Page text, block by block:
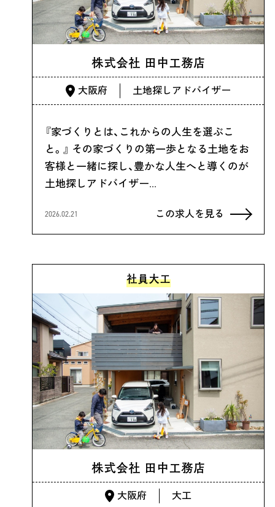
株式会社 田中工務店
大阪府 土地探しアドバイザー
『家づくりとは、これからの人生を選ぶこ
と。』 その家づくりの第一歩となる土地をお
客様と一緒に探し、豊かな人生へと導くのが
土地探しアドバイザー…
2026.02.21 この求人を見る
社員大工
株式会社 田中工務店
大阪府 大工